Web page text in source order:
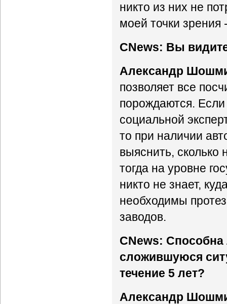
никто из них не
моей точки зрения
CNews: Вы
Александр
позволяет все
порождаются.
социальной
то при наличии
выяснить, сколько
тогда на уровне
никто не знает,
необходимы
заводов.
CNews: Способна
сложившуюся
течение 5 лет?
Александр